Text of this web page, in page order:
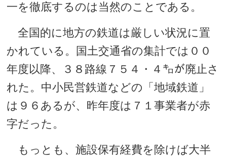
一を徹底するのは当然のことである。
全国的に地方の鉄道は厳しい状況に置
かれている。国土交通省の集計では００
年度以降、３８路線７５４・４㌔が廃止さ
れた。中小民営鉄道などの「地域鉄道」
は９６あるが、昨年度は７１事業者が赤
字だった。
もっとも、施設保有経費を除けば大半